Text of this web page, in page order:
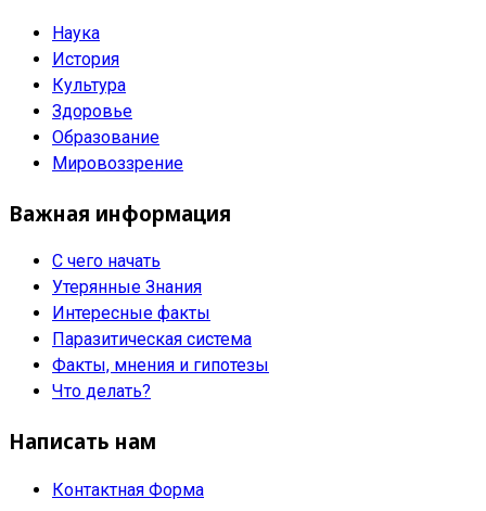
Наука
История
Культура
Здоровье
Образование
Мировоззрение
Важная информация
С чего начать
Утерянные Знания
Интересные факты
Паразитическая система
Факты, мнения и гипотезы
Что делать?
Написать нам
Контактная Форма